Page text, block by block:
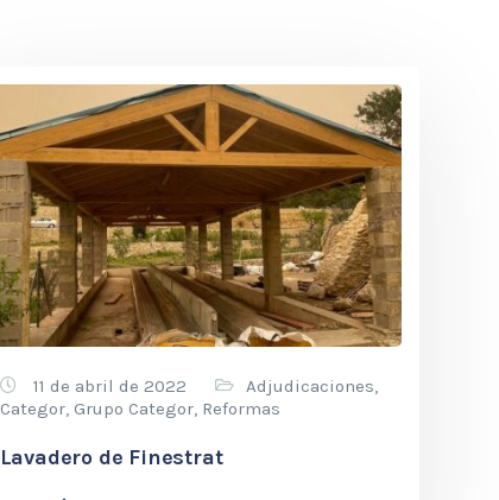
11 de abril de 2022 Adjudicaciones,
Categor, Grupo Categor, Reformas
Lavadero de Finestrat